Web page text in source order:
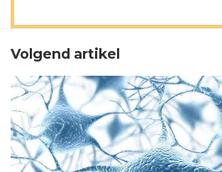
Volgend artikel